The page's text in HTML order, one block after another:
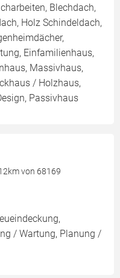
Blechdach,
Holz Schindeldach,
Einfamilienhaus,
Massivhaus,
/ Holzhaus,
Passivhaus
von 68169
/ Wartung, Planung /